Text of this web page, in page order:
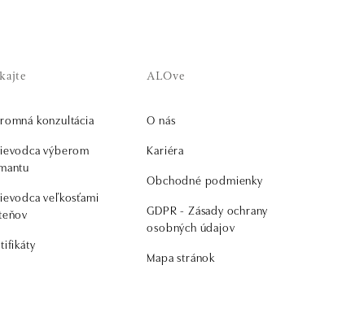
konzultácia
výberom
veľkosťami
ALOve
O nás
Kariéra
Obchodné podmienky
GDPR - Zásady ochrany
osobných údajov
Mapa stránok